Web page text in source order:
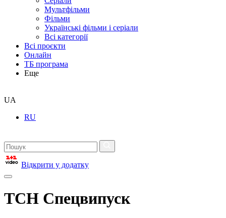
Мультфільми
Фільми
Українські фільми і серіали
Всі категорії
Всі проєкти
Онлайн
ТБ програма
Еще
UA
RU
Відкрити у додатку
ТСН Спецвипуск